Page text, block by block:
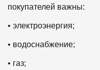
покупателей важны:
• электроэнергия;
• водоснабжение;
• газ;